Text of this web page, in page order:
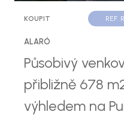
KOUPIT REF.
ALARÓ
Působivý
přibližně 678
výhledem na